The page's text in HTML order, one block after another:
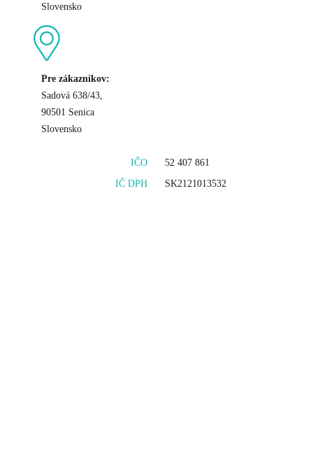
Slovensko
Pre zákazníkov:
Sadová 638/43,
90501 Senica
Slovensko
IČO
IČ DPH
52 407 861
SK2121013532